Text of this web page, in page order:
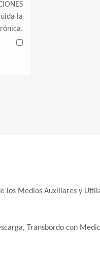
la
los Medios Auxiliares y
Transbordo con